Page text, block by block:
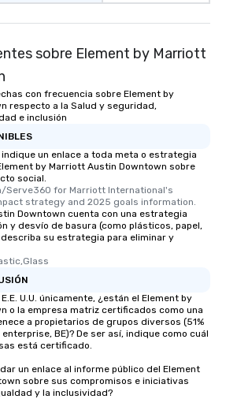
sobre Element by Marriott
con frecuencia sobre Element by
respecto a la Salud y seguridad,
e inclusión
un enlace a toda meta o estrategia
by Marriott Austin Downtown sobre
social.
Serve360 for Marriott International's
strategy and 2025 goals information.
Downtown cuenta con una estrategia
y desvío de basura (como plásticos, papel,
su estrategia para eliminar y
U.U. únicamente, ¿están el Element by
o la empresa matriz certificados como una
a propietarios de grupos diversos (51%
BE)? De ser así, indique como cuál
está certificado.
un enlace al informe público del Element
sobre sus compromisos e iniciativas
y la inclusividad?